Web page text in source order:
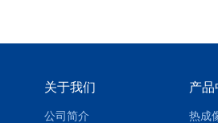
关于我们
公司简介
产品
热成